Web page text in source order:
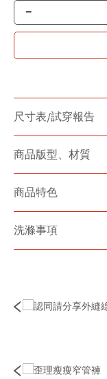
-
尺寸表/試穿報告
商品版型、材質
商品特色
洗滌事項